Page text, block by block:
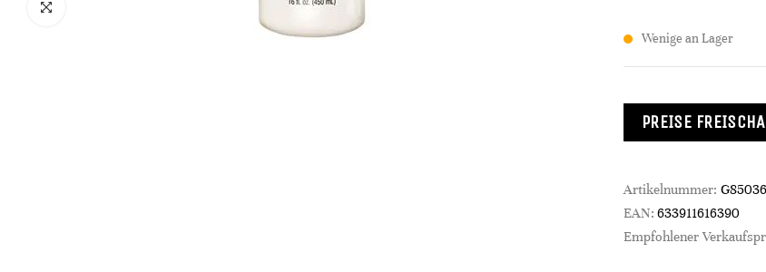
Wenige an Lager
PREISE
Artikelnummer:
EAN: 633911616390
Empfohlener